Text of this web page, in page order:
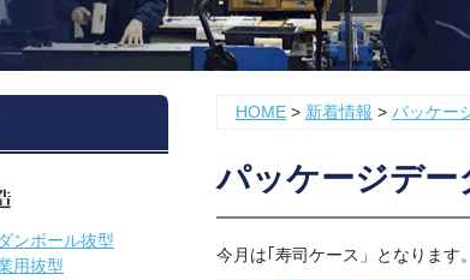
ンボール抜型
用抜型
HOME > 新着情報 > パッケー
パッケージデー
今月は｢寿司ケース」となります。